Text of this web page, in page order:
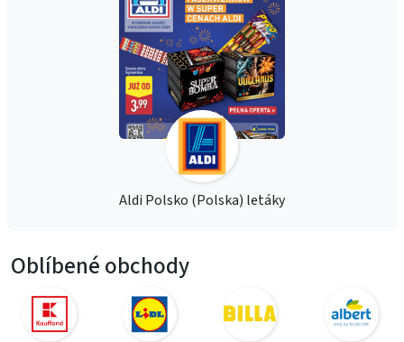
Aldi Polsko (Polska) letáky
Oblíbené obchody